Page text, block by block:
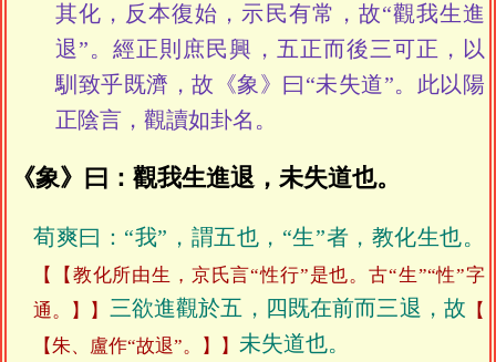
其化，反本復始，示民有常，故“觀我生進
退”。經正則庶民興，五正而後三可正，以
馴致乎既濟，故《象》曰“未失道”。此以陽
正陰言，觀讀如卦名。
《象》曰：觀我生進退，未失道也。
荀爽曰：“我”，謂五也，“生”者，教化生也。
【教化所由生，京氏言“性行”是也。古“生”“性”字
通。】
三欲進觀於五，四既在前而三退，故
【朱、盧作“故退”。】 未失道也。